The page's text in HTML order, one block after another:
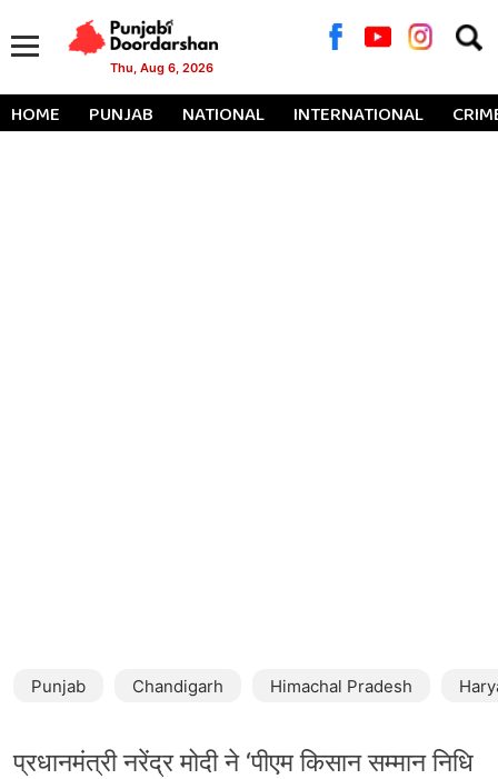
Thu, Aug 6, 2026
for:
HOME PUNJAB NATIONAL INTERNATIONAL
Punjab Chandigarh Himachal Pradesh
प्रधानमंत्री नरेंद्र मोदी ने ‘पीएम किसान सम्मान निधि